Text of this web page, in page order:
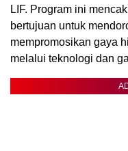
LIF. Program ini
bertujuan untuk
mempromosikan gaya
melalui teknologi dan